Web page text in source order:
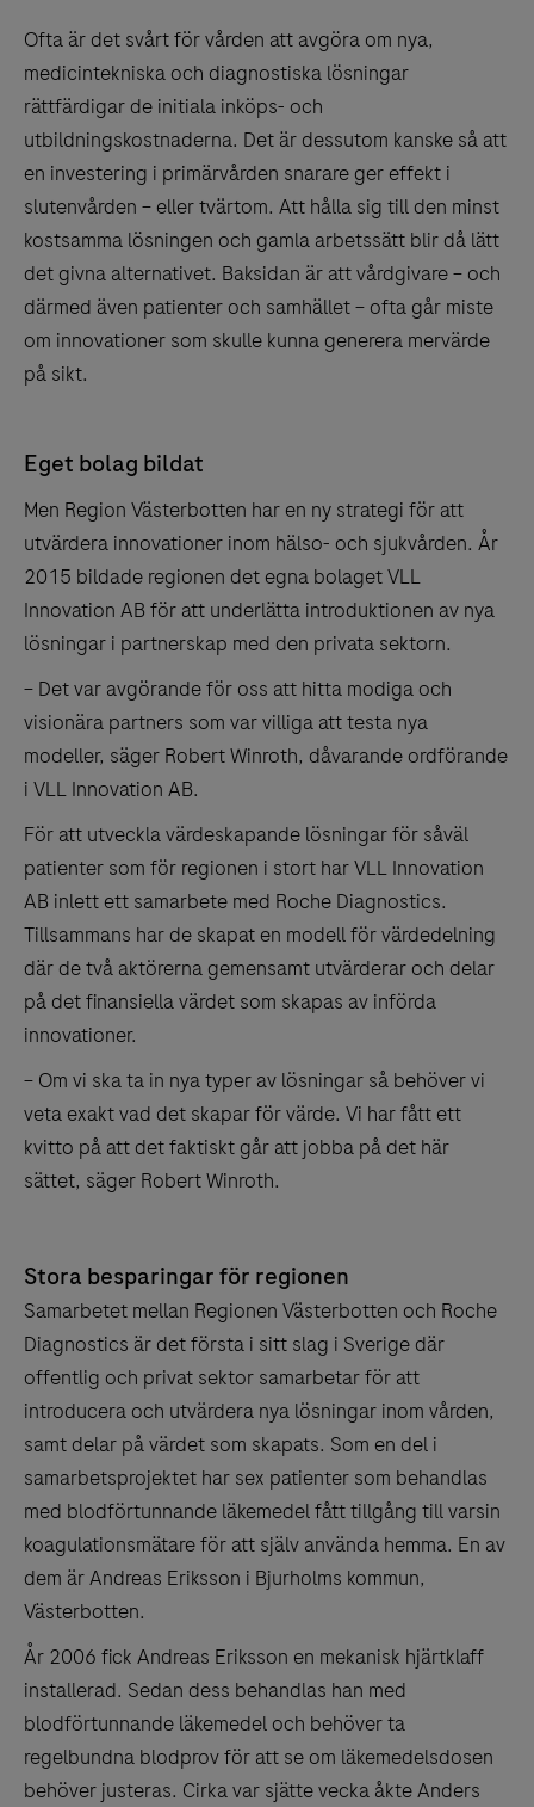
Ofta är det svårt för vården att avgöra om nya,
medicintekniska och diagnostiska lösningar
rättfärdigar de initiala inköps- och
utbildningskostnaderna. Det är dessutom kanske så att
en investering i primärvården snarare ger effekt i
slutenvården – eller tvärtom. Att hålla sig till den minst
kostsamma lösningen och gamla arbetssätt blir då lätt
det givna alternativet. Baksidan är att vårdgivare – och
därmed även patienter och samhället – ofta går miste
om innovationer som skulle kunna generera mervärde
på sikt.
Eget bolag bildat
Men Region Västerbotten har en ny strategi för att
utvärdera innovationer inom hälso- och sjukvården. År
2015 bildade regionen det egna bolaget VLL
Innovation AB för att underlätta introduktionen av nya
lösningar i partnerskap med den privata sektorn.
– Det var avgörande för oss att hitta modiga och
visionära partners som var villiga att testa nya
modeller, säger Robert Winroth, dåvarande ordförande
i VLL Innovation AB.
För att utveckla värdeskapande lösningar för såväl
patienter som för regionen i stort har VLL Innovation
AB inlett ett samarbete med Roche Diagnostics.
Tillsammans har de skapat en modell för värdedelning
där de två aktörerna gemensamt utvärderar och delar
på det finansiella värdet som skapas av införda
innovationer.
– Om vi ska ta in nya typer av lösningar så behöver vi
veta exakt vad det skapar för värde. Vi har fått ett
kvitto på att det faktiskt går att jobba på det här
sättet, säger Robert Winroth.
Stora besparingar för regionen
Samarbetet mellan Regionen Västerbotten och Roche
Diagnostics är det första i sitt slag i Sverige där
offentlig och privat sektor samarbetar för att
introducera och utvärdera nya lösningar inom vården,
samt delar på värdet som skapats. Som en del i
samarbetsprojektet har sex patienter som behandlas
med blodförtunnande läkemedel fått tillgång till varsin
koagulationsmätare för att själv använda hemma. En av
dem är Andreas Eriksson i Bjurholms kommun,
Västerbotten.
År 2006 fick Andreas Eriksson en mekanisk hjärtklaff
installerad. Sedan dess behandlas han med
blodförtunnande läkemedel och behöver ta
regelbundna blodprov för att se om läkemedelsdosen
behöver justeras. Cirka var sjätte vecka åkte Anders